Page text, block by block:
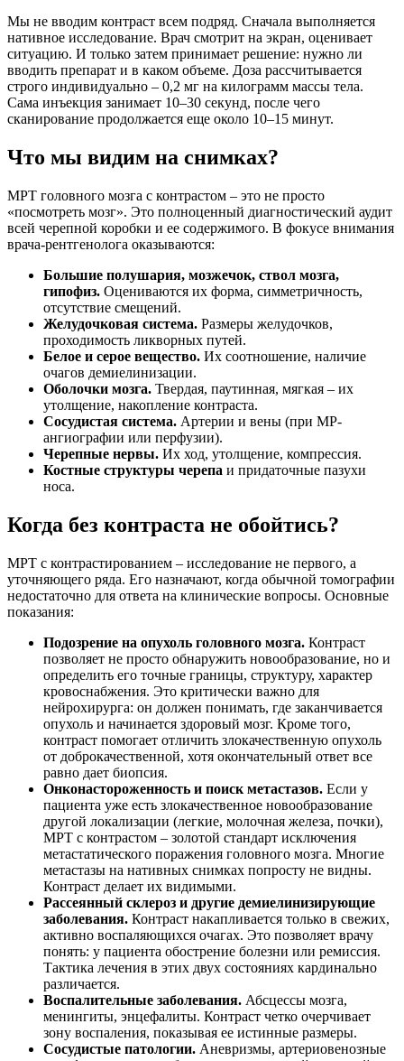
Мы не вводим контраст всем подряд. Сначала выполняется
нативное исследование. Врач смотрит на экран, оценивает
ситуацию. И только затем принимает решение: нужно ли
вводить препарат и в каком объеме. Доза рассчитывается
строго индивидуально – 0,2 мг на килограмм массы тела.
Сама инъекция занимает 10–30 секунд, после чего
сканирование продолжается еще около 10–15 минут.
Что мы видим на снимках?
МРТ головного мозга с контрастом – это не просто
«посмотреть мозг». Это полноценный диагностический аудит
всей черепной коробки и ее содержимого. В фокусе внимания
врача-рентгенолога оказываются:
Большие полушария, мозжечок, ствол мозга,
гипофиз. Оцениваются их форма, симметричность,
отсутствие смещений.
Желудочковая система. Размеры желудочков,
проходимость ликворных путей.
Белое и серое вещество. Их соотношение, наличие
очагов демиелинизации.
Оболочки мозга. Твердая, паутинная, мягкая – их
утолщение, накопление контраста.
Сосудистая система. Артерии и вены (при МР-
ангиографии или перфузии).
Черепные нервы. Их ход, утолщение, компрессия.
Костные структуры черепа и придаточные пазухи
носа.
Когда без контраста не обойтись?
МРТ с контрастированием – исследование не первого, а
уточняющего ряда. Его назначают, когда обычной томографии
недостаточно для ответа на клинические вопросы. Основные
показания:
Подозрение на опухоль головного мозга. Контраст
позволяет не просто обнаружить новообразование, но и
определить его точные границы, структуру, характер
кровоснабжения. Это критически важно для
нейрохирурга: он должен понимать, где заканчивается
опухоль и начинается здоровый мозг. Кроме того,
контраст помогает отличить злокачественную опухоль
от доброкачественной, хотя окончательный ответ все
равно дает биопсия.
Онконастороженность и поиск метастазов. Если у
пациента уже есть злокачественное новообразование
другой локализации (легкие, молочная железа, почки),
МРТ с контрастом – золотой стандарт исключения
метастатического поражения головного мозга. Многие
метастазы на нативных снимках попросту не видны.
Контраст делает их видимыми.
Рассеянный склероз и другие демиелинизирующие
заболевания. Контраст накапливается только в свежих,
активно воспаляющихся очагах. Это позволяет врачу
понять: у пациента обострение болезни или ремиссия.
Тактика лечения в этих двух состояниях кардинально
различается.
Воспалительные заболевания. Абсцессы мозга,
менингиты, энцефалиты. Контраст четко очерчивает
зону воспаления, показывая ее истинные размеры.
Сосудистые патологии. Аневризмы, артериовенозные